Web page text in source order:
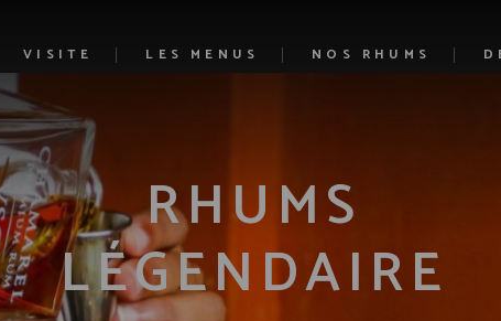
VISITE
La distillerie
La visite guidée
Le restaurant
LES MENUS NOS RHUMS
RHUMS
LÉGENDAIRE